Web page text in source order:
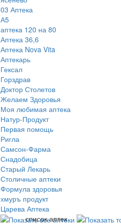
03 Аптека
А5
аптека 120 на 80
Аптека 36,6
Аптека Nova Vita
Аптекарь
Гексал
Горздрав
Доктор Столетов
Желаем Здоровья
Моя любимая аптека
Натур-Продукт
Первая помощь
Ригла
Самсон-Фарма
Снадобица
Старый Лекарь
Столичные аптеки
Формула здоровья
хмуръ продукт
Царева Аптека
список аптек